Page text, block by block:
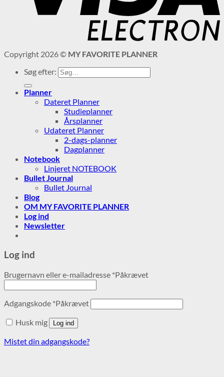
Copyright 2026 © MY FAVORITE PLANNER
Søg efter:
Planner
Dateret Planner
Studieplanner
Årsplanner
Udateret Planner
2-dags-planner
Dagplanner
Notebook
Linjeret NOTEBOOK
Bullet Journal
Bullet Journal
Blog
OM MY FAVORITE PLANNER
Log ind
Newsletter
Log ind
Brugernavn eller e-mailadresse *Påkrævet
Adgangskode *Påkrævet
Husk mig
Log ind
Mistet din adgangskode?